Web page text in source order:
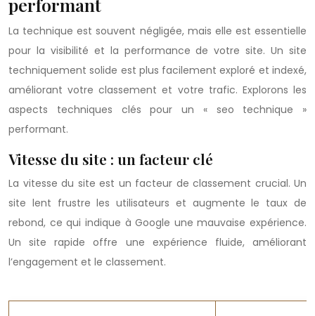
La technique est souvent négligée, mais elle est essentielle
pour la visibilité et la performance de votre site. Un site
techniquement solide est plus facilement exploré et indexé,
améliorant votre classement et votre trafic. Explorons les
aspects techniques clés pour un « seo technique »
performant.
Vitesse du site : un facteur clé
La vitesse du site est un facteur de classement crucial. Un
site lent frustre les utilisateurs et augmente le taux de
rebond, ce qui indique à Google une mauvaise expérience.
Un site rapide offre une expérience fluide, améliorant
l’engagement et le classement.